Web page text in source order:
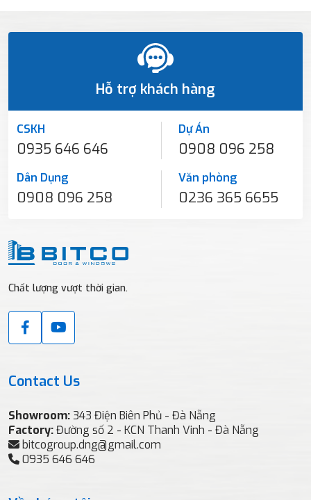
Hỗ trợ khách hàng
CSKH
0935 646 646
Dự Án
0908 096 258
Dân Dụng
0908 096 258
Văn phòng
0236 365 6655
Chất lượng vượt thời gian.
Contact Us
Showroom:343 Điện Biên Phủ - Đà Nẵng
Factory:Đường số 2 - KCN Thanh Vinh - Đà Nẵng
bitcogroup.dng@gmail.com
0935 646 646